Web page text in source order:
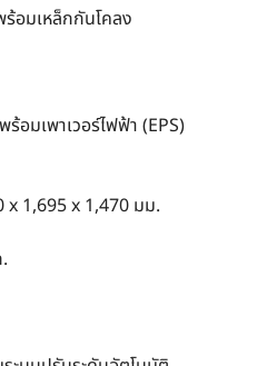
อมเหล็กกันโคลง
อมเพาเวอร์ไฟฟ้า (EPS)
x 1,695 x 1,470 มม.